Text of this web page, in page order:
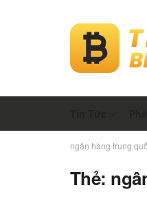
ngân hàng trung
Thẻ: